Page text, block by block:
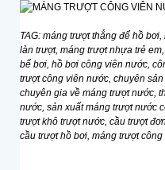
TAG: máng trượt thẳng để hồ
làn trượt, máng trượt nhựa trẻ
bể bơi, hồ bơi công viên nước,
trượt công viên nước, chuyên
chuyên gia về máng trượt nước,
nước, sản xuất máng trượt nước
trượt khô trượt nước, cầu trượt
cầu trượt hồ bơi, máng trượt công